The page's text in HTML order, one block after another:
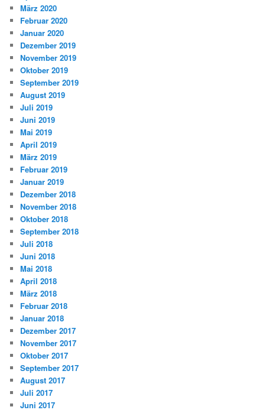
März 2020
Februar 2020
Januar 2020
Dezember 2019
November 2019
Oktober 2019
September 2019
August 2019
Juli 2019
Juni 2019
Mai 2019
April 2019
März 2019
Februar 2019
Januar 2019
Dezember 2018
November 2018
Oktober 2018
September 2018
Juli 2018
Juni 2018
Mai 2018
April 2018
März 2018
Februar 2018
Januar 2018
Dezember 2017
November 2017
Oktober 2017
September 2017
August 2017
Juli 2017
Juni 2017